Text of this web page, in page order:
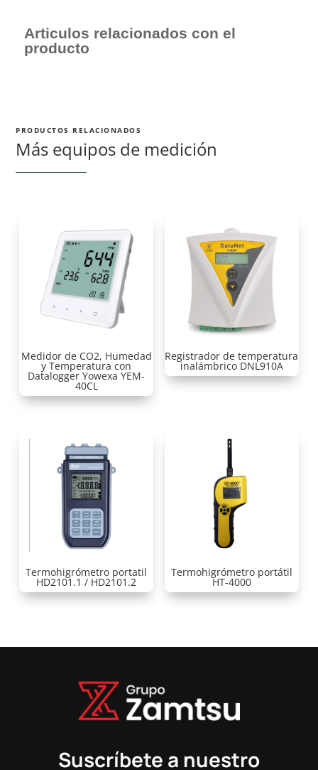
Articulos relacionados con el
producto
PRODUCTOS RELACIONADOS
Más equipos de medición
Medidor de CO2, Humedad
y Temperatura con
Datalogger Yowexa YEM-
40CL
Registrador de temperatura
inalámbrico DNL910A
Termohigrómetro portatil
HD2101.1 / HD2101.2
Termohigrómetro portátil
HT-4000
Suscríbete a nuestro